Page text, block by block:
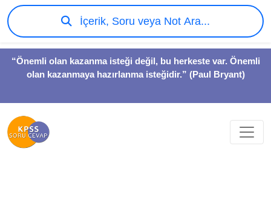
“Önemli olan kazanma isteği değil, bu herkeste var. Önemli
olan kazanmaya hazırlanma isteğidir.” (Paul Bryant)
İçerik, Soru veya Not Ara...